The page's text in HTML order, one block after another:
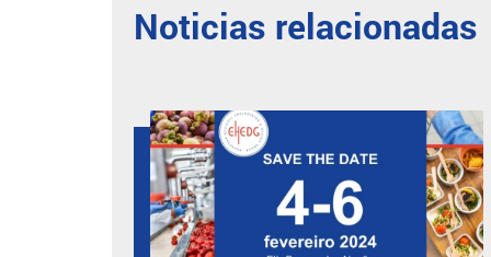
Noticias relacionadas